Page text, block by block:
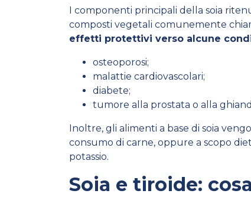
I componenti principali della soia
composti vegetali comunemente
effetti protettivi verso alcune
osteoporosi;
malattie cardiovascolari;
diabete;
tumore alla prostata o alla
Inoltre, gli alimenti a base di soia
consumo di carne, oppure a scopo
potassio.
Soia e tiroide: